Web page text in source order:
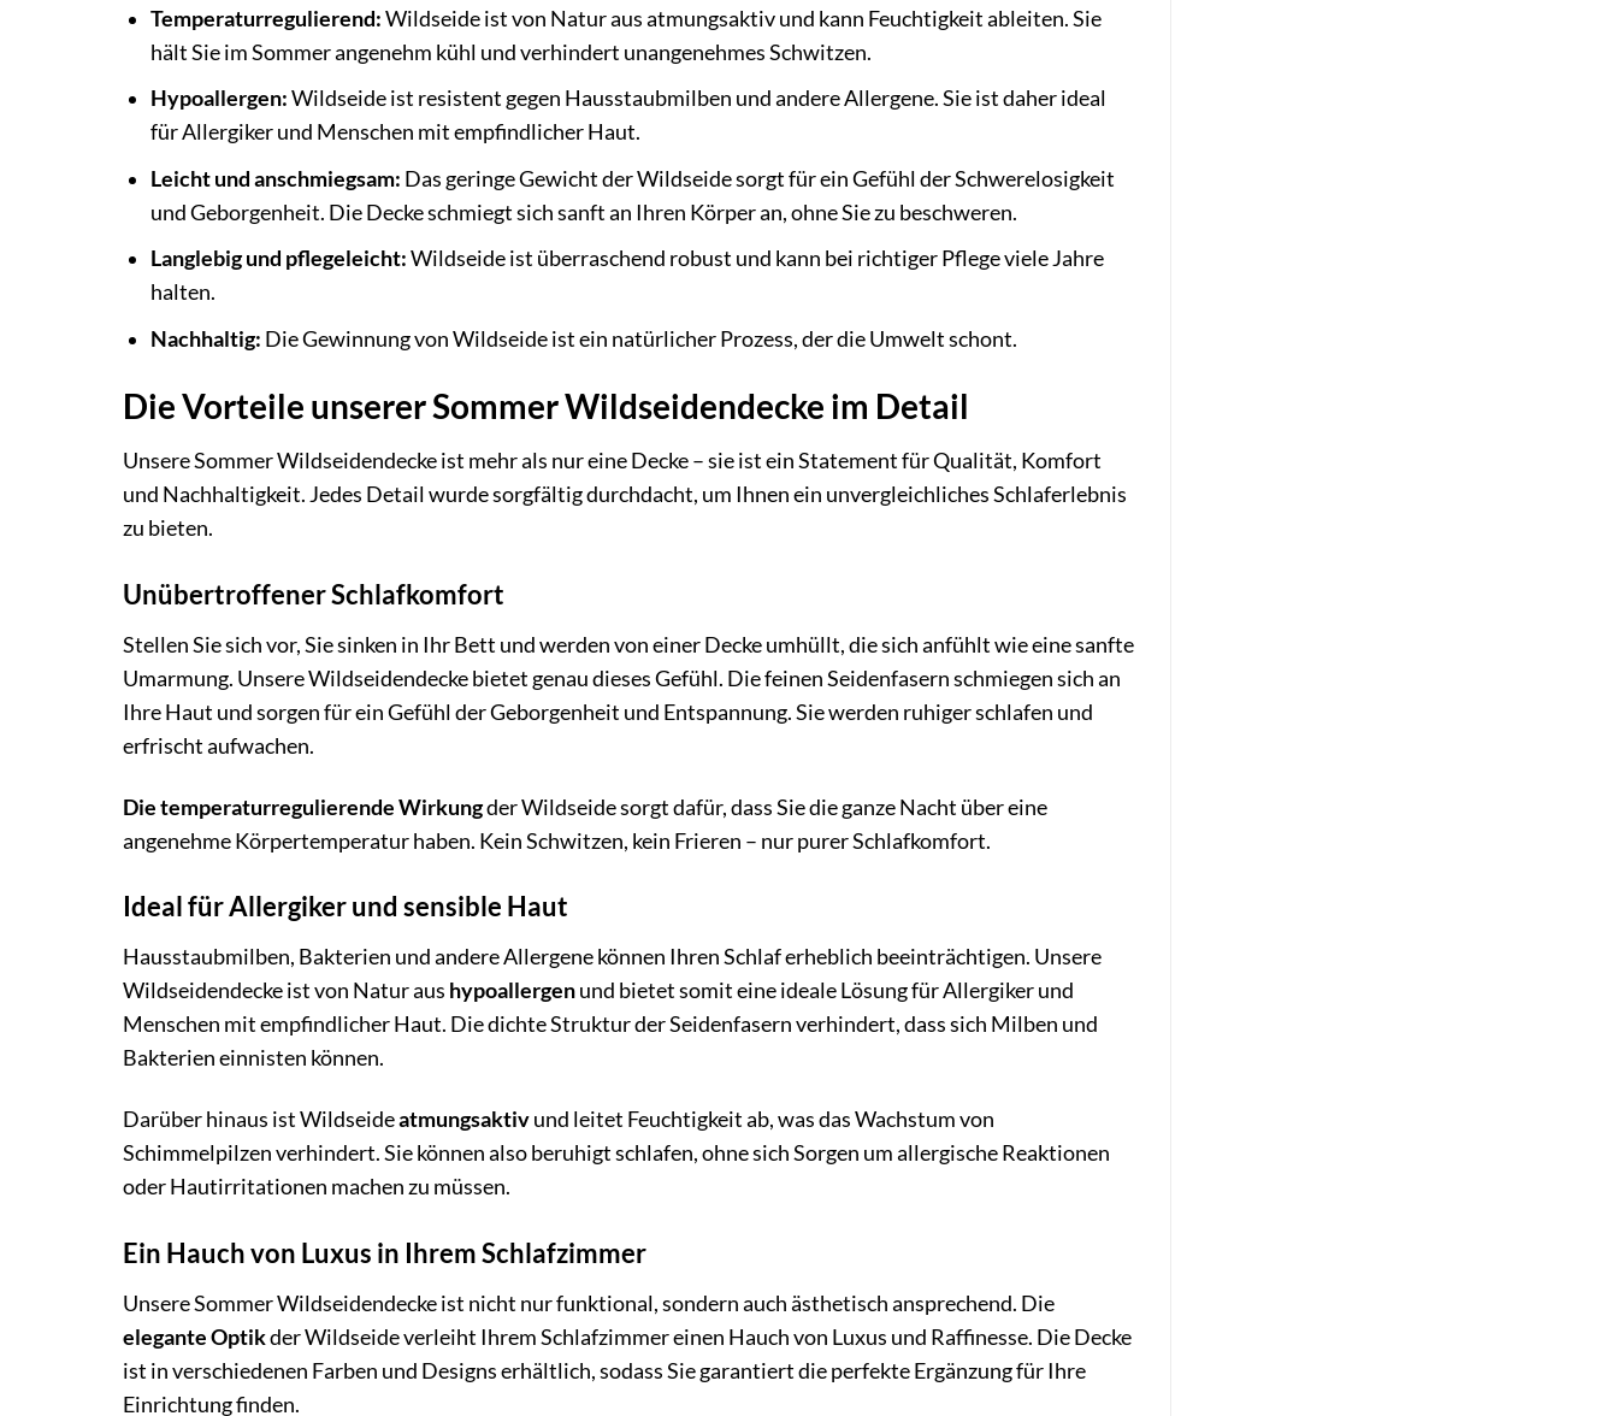
Temperaturregulierend:Wildseide ist von Natur aus atmungsaktiv und kann Feuchtigkeit ableiten. Sie
hält Sie im Sommer angenehm kühl und verhindert unangenehmes Schwitzen.
Hypoallergen:Wildseide ist resistent gegen Hausstaubmilben und andere Allergene. Sie ist daher ideal
für Allergiker und Menschen mit empfindlicher Haut.
Leicht und anschmiegsam: Das geringe Gewicht der Wildseide sorgt für ein Gefühl der Schwerelosigkeit
und Geborgenheit. Die Decke schmiegt sich sanft an Ihren Körper an, ohne Sie zu beschweren.
Langlebig und pflegeleicht:Wildseide ist überraschend robust und kann bei richtiger Pflege viele Jahre
halten.
Nachhaltig: Die Gewinnung von Wildseide ist ein natürlicher Prozess, der die Umwelt schont.
Die Vorteile unserer Sommer Wildseidendecke im Detail
Unsere Sommer Wildseidendecke ist mehr als nur eine Decke – sie ist ein Statement für Qualität, Komfort
und Nachhaltigkeit. Jedes Detail wurde sorgfältig durchdacht, um Ihnen ein unvergleichliches Schlaferlebnis
zu bieten.
Unübertroffener Schlafkomfort
Stellen Sie sich vor, Sie sinken in Ihr Bett und werden von einer Decke umhüllt, die sich anfühlt wie eine sanfte
Umarmung. Unsere Wildseidendecke bietet genau dieses Gefühl. Die feinen Seidenfasern schmiegen sich an
Ihre Haut und sorgen für ein Gefühl der Geborgenheit und Entspannung. Sie werden ruhiger schlafen und
erfrischt aufwachen.
Die temperaturregulierende Wirkungder Wildseide sorgt dafür, dass Sie die ganze Nacht über eine
angenehme Körpertemperatur haben. Kein Schwitzen, kein Frieren – nur purer Schlafkomfort.
Ideal für Allergiker und sensible Haut
Hausstaubmilben, Bakterien und andere Allergene können Ihren Schlaf erheblich beeinträchtigen. Unsere
Wildseidendecke ist von Natur aus hypoallergenund bietet somit eine ideale Lösung für Allergiker und
Menschen mit empfindlicher Haut. Die dichte Struktur der Seidenfasern verhindert, dass sich Milben und
Bakterien einnisten können.
Darüber hinaus ist Wildseideatmungsaktivund leitet Feuchtigkeit ab, was das Wachstum von
Schimmelpilzen verhindert. Sie können also beruhigt schlafen, ohne sich Sorgen um allergische Reaktionen
oder Hautirritationen machen zu müssen.
Ein Hauch von Luxus in Ihrem Schlafzimmer
Unsere Sommer Wildseidendecke ist nicht nur funktional, sondern auch ästhetisch ansprechend. Die
elegante Optikder Wildseide verleiht Ihrem Schlafzimmer einen Hauch von Luxus und Raffinesse. Die Decke
ist in verschiedenen Farben und Designs erhältlich, sodass Sie garantiert die perfekte Ergänzung für Ihre
Einrichtung finden.